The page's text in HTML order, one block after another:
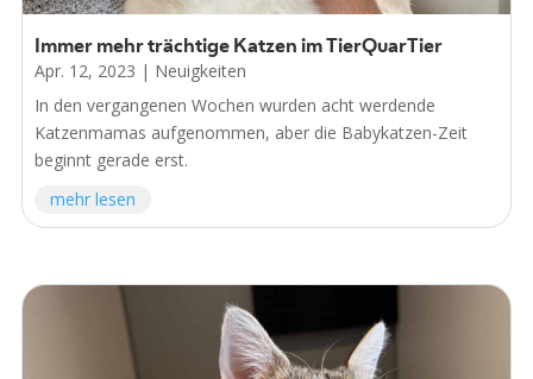
Immer mehr trächtige Katzen im TierQuarTier
Apr. 12, 2023 | Neuigkeiten
In den vergangenen Wochen wurden acht werdende
Katzenmamas aufgenommen, aber die Babykatzen-Zeit
beginnt gerade erst.
mehr lesen